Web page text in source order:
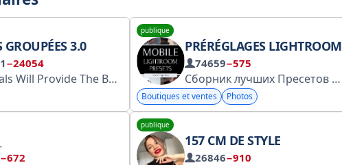
GROUPÉES 3.0
−24054
Bulk Deals Will Provide The Best Money Saving Online Shopping Deals and Offers & Many More
publique
PRÉRÉGLAGES LIGHTROOM
74659−575
Сборник лучших Пресетов
Boutiques et ventes Photos
−672
publique
157 CM DE STYLE
26846−910